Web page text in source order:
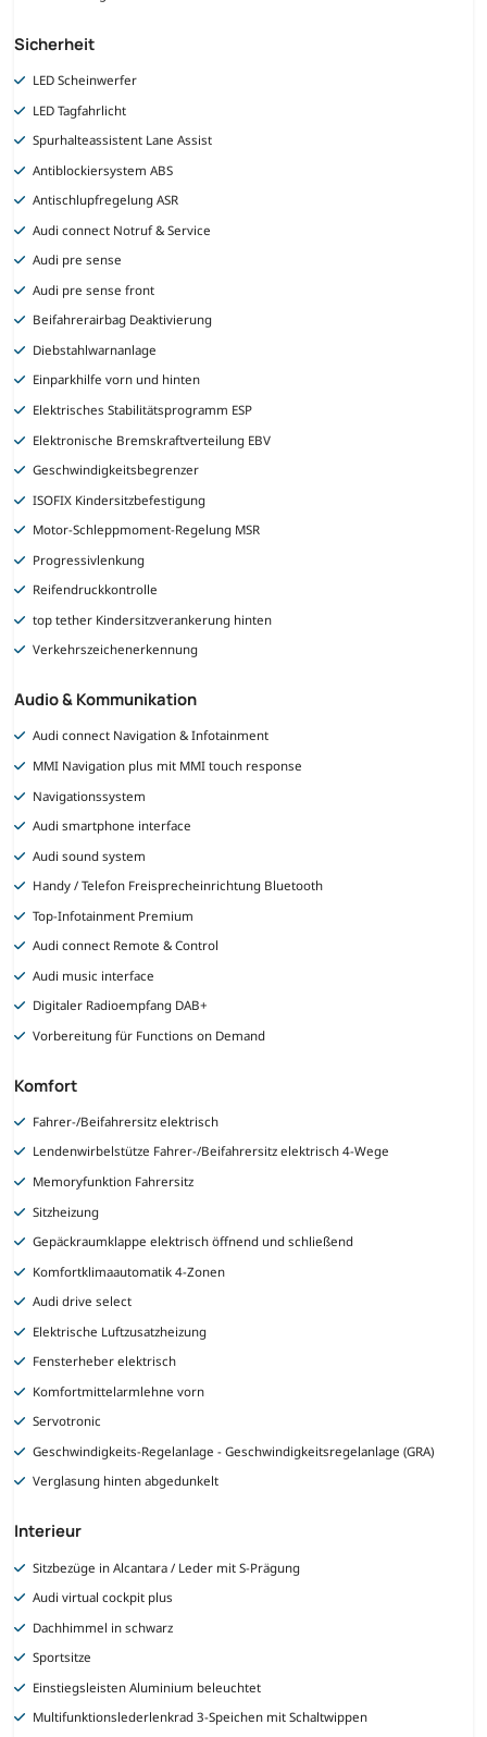
Sicherheit
LED Scheinwerfer
LED Tagfahrlicht
Spurhalteassistent Lane Assist
Antiblockiersystem ABS
Antischlupfregelung ASR
Audi connect Notruf & Service
Audi pre sense
Audi pre sense front
Beifahrerairbag Deaktivierung
Diebstahlwarnanlage
Einparkhilfe vorn und hinten
Elektrisches Stabilitätsprogramm ESP
Elektronische Bremskraftverteilung EBV
Geschwindigkeitsbegrenzer
ISOFIX Kindersitzbefestigung
Motor-Schleppmoment-Regelung MSR
Progressivlenkung
Reifendruckkontrolle
top tether Kindersitzverankerung hinten
Verkehrszeichenerkennung
Audio & Kommunikation
Audi connect Navigation & Infotainment
MMI Navigation plus mit MMI touch response
Navigationssystem
Audi smartphone interface
Audi sound system
Handy / Telefon Freisprecheinrichtung Bluetooth
Top-Infotainment Premium
Audi connect Remote & Control
Audi music interface
Digitaler Radioempfang DAB+
Vorbereitung für Functions on Demand
Komfort
Fahrer-/Beifahrersitz elektrisch
Lendenwirbelstütze Fahrer-/Beifahrersitz elektrisch 4-Wege
Memoryfunktion Fahrersitz
Sitzheizung
Gepäckraumklappe elektrisch öffnend und schließend
Komfortklimaautomatik 4-Zonen
Audi drive select
Elektrische Luftzusatzheizung
Fensterheber elektrisch
Komfortmittelarmlehne vorn
Servotronic
Geschwindigkeits-Regelanlage - Geschwindigkeitsregelanlage (GRA)
Verglasung hinten abgedunkelt
Interieur
Sitzbezüge in Alcantara / Leder mit S-Prägung
Audi virtual cockpit plus
Dachhimmel in schwarz
Sportsitze
Einstiegsleisten Aluminium beleuchtet
Multifunktionslederlenkrad 3-Speichen mit Schaltwippen